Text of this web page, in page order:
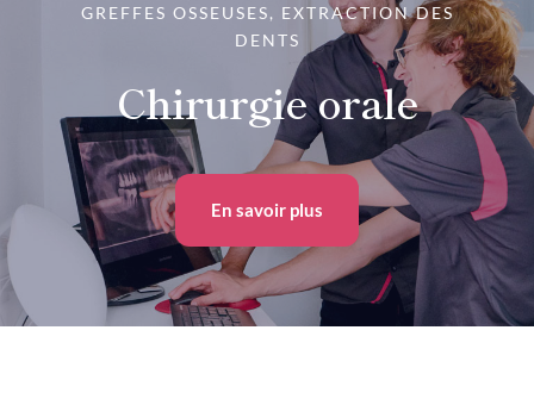
GREFFES OSSEUSES, EXTRACTION DES
DENTS
Chirurgie orale
En savoir plus